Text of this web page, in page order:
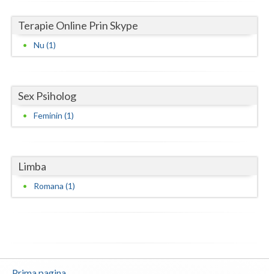
Prahova
Satu-Mare
Teleorman
Terapie Online Prin Skype
Nu (1)
Sex Psiholog
Feminin (1)
Limba
Romana (1)